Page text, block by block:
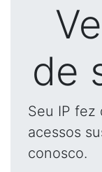
de
Seu IP fez
acessos
conosco.